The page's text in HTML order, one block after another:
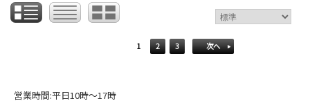
1 2 3 次へ
営業時間:平日10時～17時